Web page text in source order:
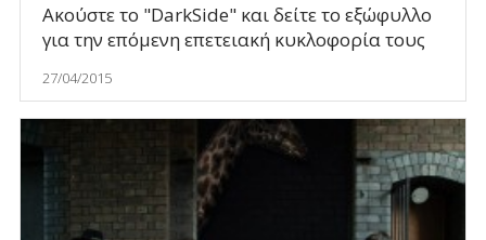
Ακούστε το "DarkSide" και δείτε το εξώφυλλο
για την επόμενη επετειακή κυκλοφορία τους
27/04/2015